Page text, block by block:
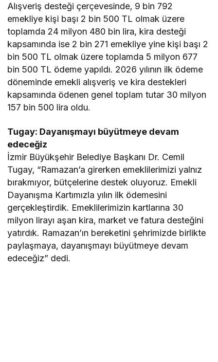
Alışveriş desteği çerçevesinde, 9 bin 792
emekliye kişi başı 2 bin 500 TL olmak üzere
toplamda 24 milyon 480 bin lira, kira desteği
kapsamında ise 2 bin 271 emekliye yine kişi başı 2
bin 500 TL olmak üzere toplamda 5 milyon 677
bin 500 TL ödeme yapıldı. 2026 yılının ilk ödeme
döneminde emekli alışveriş ve kira destekleri
kapsamında ödenen genel toplam tutar 30 milyon
157 bin 500 lira oldu.
Tugay: Dayanışmayı büyütmeye devam
edeceğiz
İzmir Büyükşehir Belediye Başkanı Dr. Cemil
Tugay, “Ramazan’a girerken emeklilerimizi yalnız
bırakmıyor, bütçelerine destek oluyoruz. Emekli
Dayanışma Kartımızla yılın ilk ödemesini
gerçekleştirdik. Emeklilerimizin kartlarına 30
milyon lirayı aşan kira, market ve fatura desteğini
yatırdık. Ramazan’ın bereketini şehrimizde birlikte
paylaşmaya, dayanışmayı büyütmeye devam
edeceğiz” dedi.